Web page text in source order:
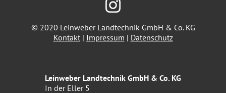
© 2020 Leinweber Landtechnik GmbH & Co. KG
Kontakt| Impressum | Datenschutz
Leinweber Landtechnik GmbH & Co. KG
In der Eller 5